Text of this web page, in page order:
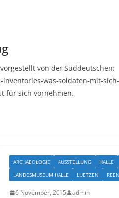
von der Süddeutschen:
was-soldaten-mit-sich-
für sich vornehmen.
ARCHAEOLOGIE AUSSTELLUNG HALLE
LANDESMUSEUM HALLE
LUETZEN
6 November, 2015 admin